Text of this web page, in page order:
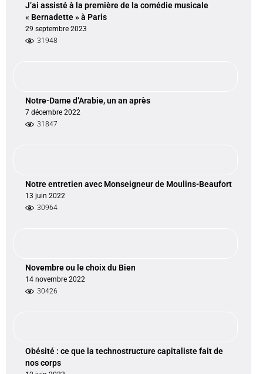
J’ai assisté à la première de la comédie musicale
« Bernadette » à Paris
29 septembre 2023
31948
Notre-Dame d’Arabie, un an après
7 décembre 2022
31847
Notre entretien avec Monseigneur de Moulins-Beaufort
13 juin 2022
30964
Novembre ou le choix du Bien
14 novembre 2022
30426
Obésité : ce que la technostructure capitaliste fait de
nos corps